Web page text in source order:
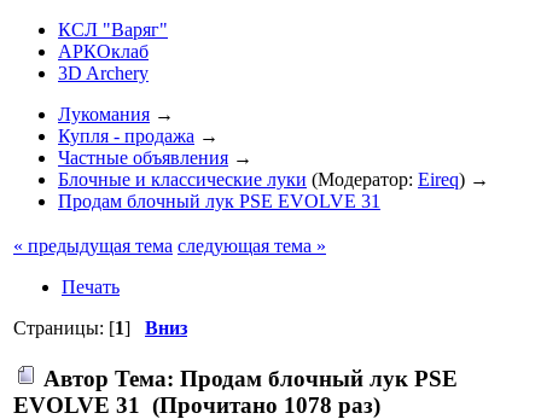
КСЛ "Варяг"
АРКОклаб
3D Archery
Лукомания →
Купля - продажа →
Частные объявления →
Блочные и классические луки (Модератор: Eireq) →
Продам блочный лук PSE EVOLVE 31
« предыдущая тема следующая тема »
Печать
Страницы: [1] Вниз
Автор Тема: Продам блочный лук PSE
EVOLVE 31 (Прочитано 1078 раз)